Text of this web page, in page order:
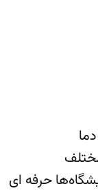
حرفه ای